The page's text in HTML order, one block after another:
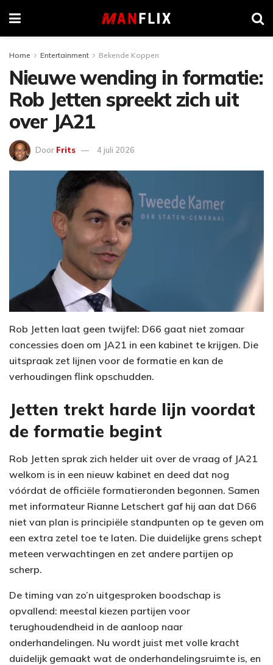
Home Entertainment Bekende Koppen
Nieuwe wending in formatie:
Rob Jetten spreekt zich uit
over JA21
Door Frits 4 juli 2026
Rob Jetten laat geen twijfel: D66 gaat niet zomaar
concessies doen om JA21 in een kabinet te krijgen. Die
uitspraak zet lijnen voor de formatie en kan de
verhoudingen flink opschudden.
Jetten trekt harde lijn voordat
de formatie begint
Rob Jetten sprak zich helder uit over de vraag of JA21
welkom is in een nieuw kabinet en deed dat nog
vóórdat de officiële formatieronden begonnen. Samen
met informateur Rianne Letschert gaf hij aan dat D66
niet van plan is principiële standpunten op te geven om
een extra zetel toe te laten. Die duidelijke grens schept
meteen verwachtingen en zet andere partijen op
scherp.
De timing van zo’n uitgesproken boodschap is
opvallend: meestal kiezen partijen voor
terughoudendheid in de aanloop naar
onderhandelingen. Nu wordt juist met volle kracht
duidelijk gemaakt wat de onderhandelingsruimte is, en